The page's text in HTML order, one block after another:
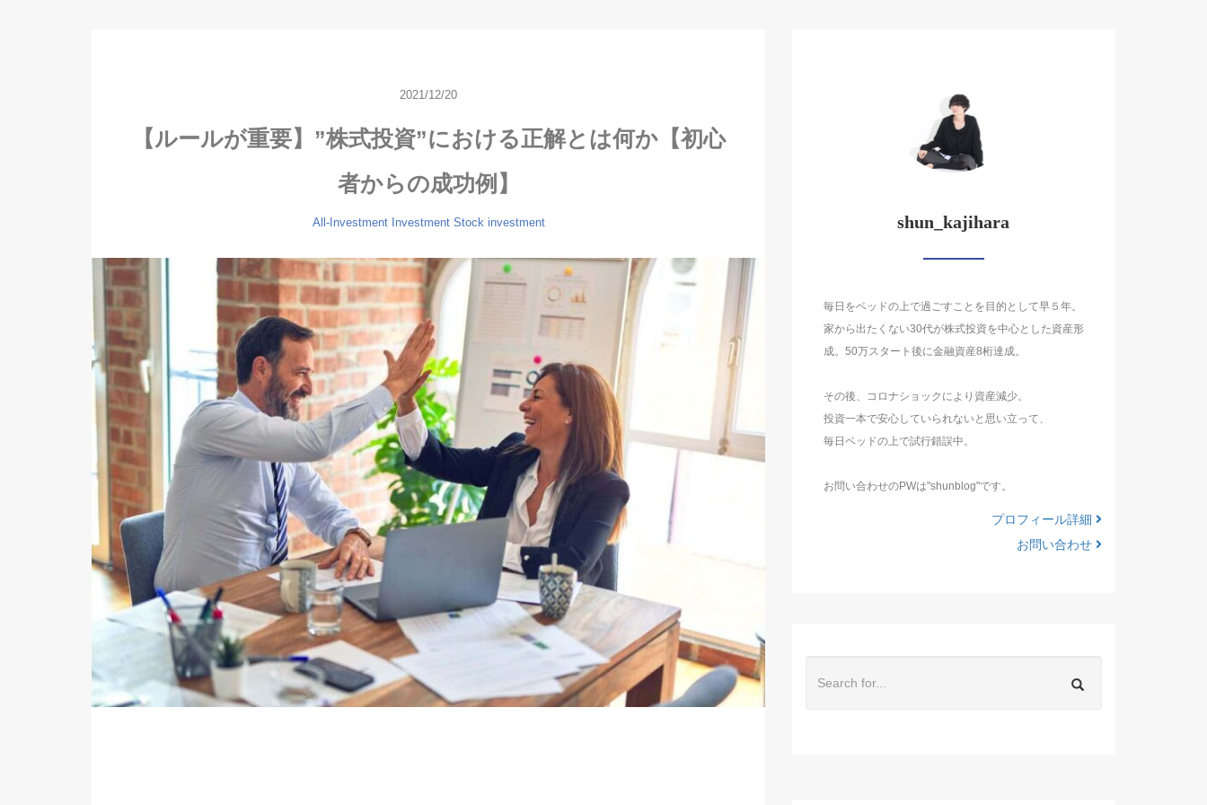
2021/12/20
【ルールが重要】”株式投資”における正解とは何か【初心
者からの成功例】
All-Investment Investment Stock investment shun_kajihara
毎日をベッドの上で過ごすことを目的として早５年。
家から出たくない30代が株式投資を中心とした資産形
成。50万スタート後に金融資産8桁達成。
その後、コロナショックにより資産減少。
投資一本で安心していられないと思い立って、
毎日ベッドの上で試行錯誤中。
お問い合わせのPWは"shunblog"です。
プロフィール詳細
お問い合わせ